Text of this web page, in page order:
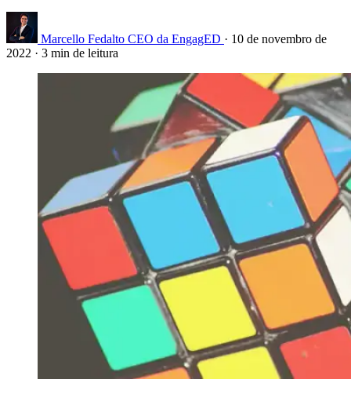
Marcello Fedalto CEO da EngagED · 10 de novembro de
2022 · 3 min de leitura